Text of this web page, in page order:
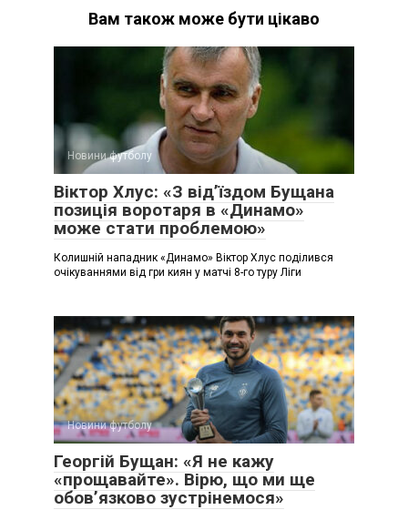
Вам також може бути цікаво
Новини футболу
Віктор Хлус: «З від’їздом Бущана
позиція воротаря в «Динамо»
може стати проблемою»
Колишній нападник «Динамо» Віктор Хлус поділився
очікуваннями від гри киян у матчі 8-го туру Ліги
Новини футболу
Георгій Бущан: «Я не кажу
«прощавайте». Вірю, що ми ще
обов’язково зустрінемося»